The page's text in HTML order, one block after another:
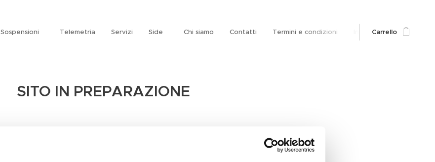
Sospensioni Telemetria Servizi Side Chi siamo Contatti Termini e condizioni Informativa sulla privacy
Carrello
SITO IN PREPARAZIONE